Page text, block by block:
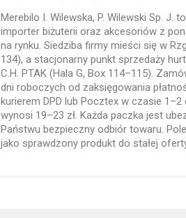
Merebilo I. Wilewska, P. Wilewski Sp. J.
importer biżuterii oraz akcesoriów z
na rynku. Siedziba firmy mieści się w
134), a stacjonarny punkt sprzedaży
C.H. PTAK (Hala G, Box 114–115).
dni roboczych od zaksięgowania
kurierem DPD lub Pocztex w czasie
wynosi 19–23 zł. Każda paczka jest
Państwu bezpieczny odbiór towaru.
jako sprawdzony produkt do stałej